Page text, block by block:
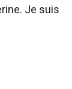
Je suis